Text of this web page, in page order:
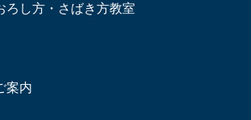
ろし方・さばき方教室
案内